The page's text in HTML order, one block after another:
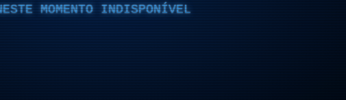
MOMENTO INDISPONÍVEL